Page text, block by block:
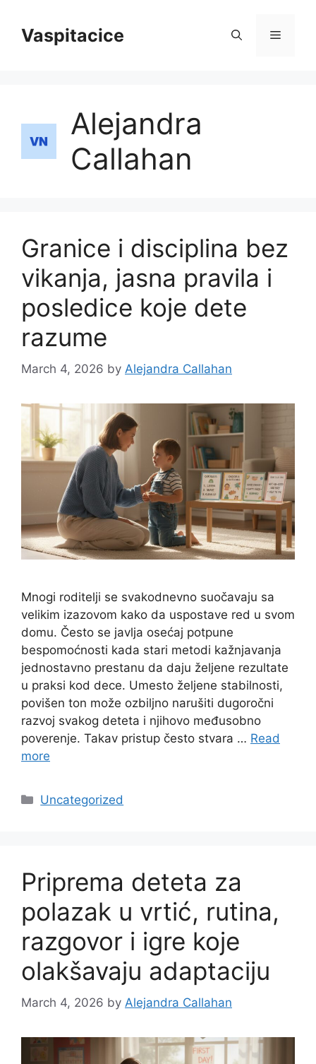
contentVaspitacice Menu
Alejandra
Callahan
Granice i disciplina bez
vikanja, jasna pravila i
posledice koje dete
razume
March 4, 2026 by Alejandra Callahan
Mnogi roditelji se svakodnevno suočavaju sa
velikim izazovom kako da uspostave red u svom
domu. Često se javlja osećaj potpune
bespomoćnosti kada stari metodi kažnjavanja
jednostavno prestanu da daju željene rezultate
u praksi kod dece. Umesto željene stabilnosti,
povišen ton može ozbiljno narušiti dugoročni
razvoj svakog deteta i njihovo međusobno
poverenje. Takav pristup često stvara … Read
more
Categories
Uncategorized
Priprema deteta za
polazak u vrtić, rutina,
razgovor i igre koje
olakšavaju adaptaciju
March 4, 2026 by Alejandra Callahan